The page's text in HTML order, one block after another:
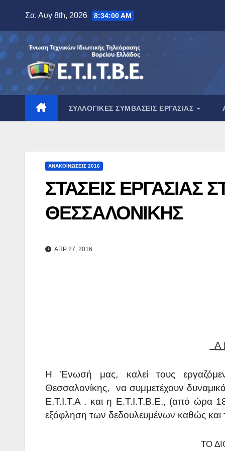
περιεχόμενο
Σα. Αυγ 8th, 2026 8:34:00 AM
ΣΥΛΛΟΓΙΚΈΣ ΣΥΜΒΆΣΕΙΣ ΕΡΓΑΣΊΑΣ
ΑΝΑΚΟΙΝΏΣΕΙΣ 2016
ΣΤΑΣΕΙΣ ΕΡΓΑΣΙΑΣ
ΘΕΣΣΑΛΟΝΙΚΗΣ
ΑΠΡ 27, 2016
Α
Η Ένωσή μας, καλεί τους
Θεσσαλονίκης, να συμμετέχουν
Ε.Τ.Ι.Τ.Α . και η Ε.Τ.Ι.Τ.Β.Ε., (από ώρα
εξόφληση των δεδουλευμένων καθώς και
ΤΟ